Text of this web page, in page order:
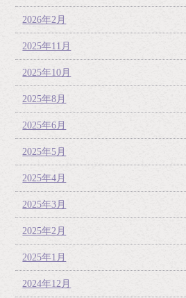
2026年2月
2025年11月
2025年10月
2025年8月
2025年6月
2025年5月
2025年4月
2025年3月
2025年2月
2025年1月
2024年12月